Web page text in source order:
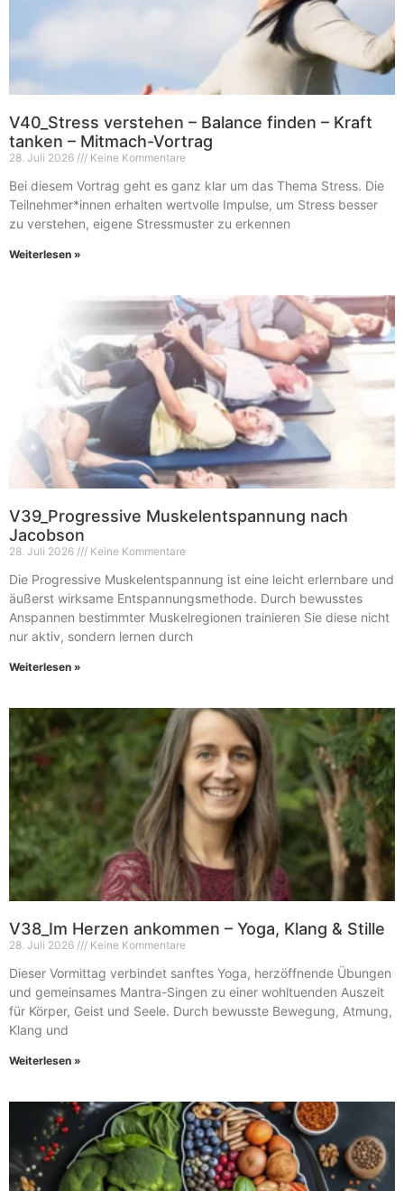
V40_Stress verstehen – Balance finden – Kraft
tanken – Mitmach-Vortrag
28. Juli 2026 Keine Kommentare
Bei diesem Vortrag geht es ganz klar um das Thema Stress. Die
Teilnehmer*innen erhalten wertvolle Impulse, um Stress besser
zu verstehen, eigene Stressmuster zu erkennen
Weiterlesen »
V39_Progressive Muskelentspannung nach
Jacobson
28. Juli 2026 Keine Kommentare
Die Progressive Muskelentspannung ist eine leicht erlernbare und
äußerst wirksame Entspannungsmethode. Durch bewusstes
Anspannen bestimmter Muskelregionen trainieren Sie diese nicht
nur aktiv, sondern lernen durch
Weiterlesen »
V38_Im Herzen ankommen – Yoga, Klang & Stille
28. Juli 2026 Keine Kommentare
Dieser Vormittag verbindet sanftes Yoga, herzöffnende Übungen
und gemeinsames Mantra-Singen zu einer wohltuenden Auszeit
für Körper, Geist und Seele. Durch bewusste Bewegung, Atmung,
Klang und
Weiterlesen »